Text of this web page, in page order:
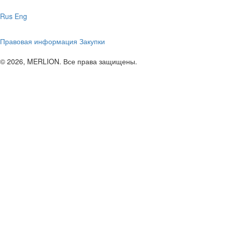
Rus Eng
Правовая информация Закупки
© 2026, MERLION. Все права защищены.